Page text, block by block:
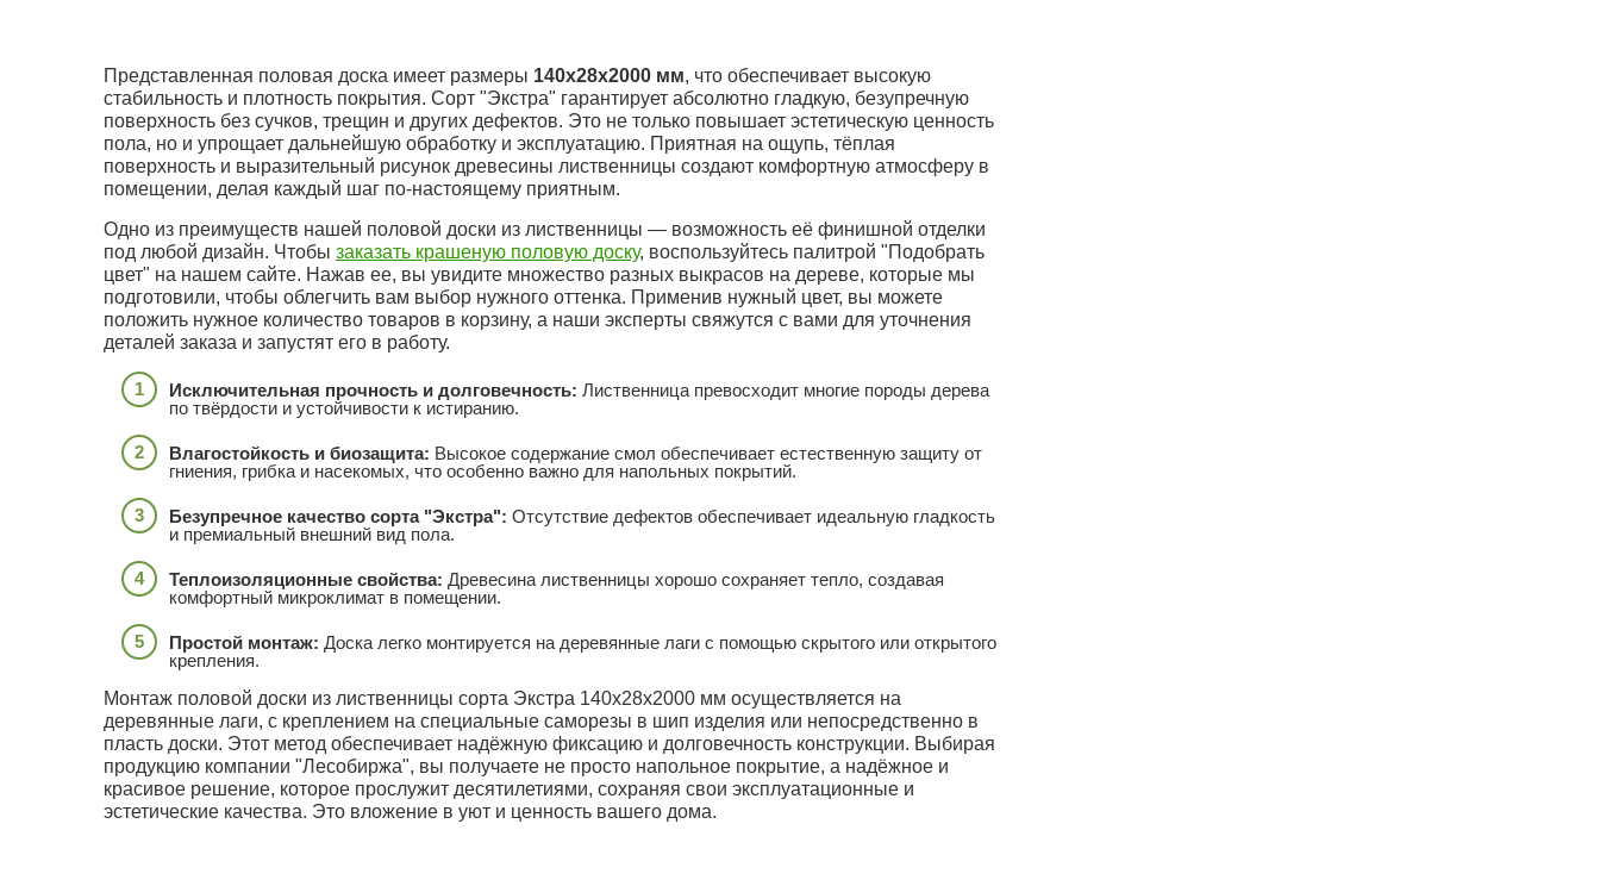
Представленная половая доска имеет размеры 140x28x2000 мм, что обеспечивает высокую
стабильность и плотность покрытия. Сорт "Экстра" гарантирует абсолютно гладкую, безупречную
поверхность без сучков, трещин и других дефектов. Это не только повышает эстетическую ценность
пола, но и упрощает дальнейшую обработку и эксплуатацию. Приятная на ощупь, тёплая
поверхность и выразительный рисунок древесины лиственницы создают комфортную атмосферу в
помещении, делая каждый шаг по-настоящему приятным.
Одно из преимуществ нашей половой доски из лиственницы — возможность её финишной отделки
под любой дизайн. Чтобы заказать крашеную половую доску, воспользуйтесь палитрой "Подобрать
цвет" на нашем сайте. Нажав ее, вы увидите множество разных выкрасов на дереве, которые мы
подготовили, чтобы облегчить вам выбор нужного оттенка. Применив нужный цвет, вы можете
положить нужное количество товаров в корзину, а наши эксперты свяжутся с вами для уточнения
деталей заказа и запустят его в работу.
Исключительная прочность и долговечность: Лиственница превосходит многие породы дерева
по твёрдости и устойчивости к истиранию.
Влагостойкость и биозащита: Высокое содержание смол обеспечивает естественную защиту от
гниения, грибка и насекомых, что особенно важно для напольных покрытий.
Безупречное качество сорта "Экстра": Отсутствие дефектов обеспечивает идеальную гладкость
и премиальный внешний вид пола.
Теплоизоляционные свойства: Древесина лиственницы хорошо сохраняет тепло, создавая
комфортный микроклимат в помещении.
Простой монтаж: Доска легко монтируется на деревянные лаги с помощью скрытого или открытого
крепления.
Монтаж половой доски из лиственницы сорта Экстра 140x28x2000 мм осуществляется на
деревянные лаги, с креплением на специальные саморезы в шип изделия или непосредственно в
пласть доски. Этот метод обеспечивает надёжную фиксацию и долговечность конструкции. Выбирая
продукцию компании "Лесобиржа", вы получаете не просто напольное покрытие, а надёжное и
красивое решение, которое прослужит десятилетиями, сохраняя свои эксплуатационные и
эстетические качества. Это вложение в уют и ценность вашего дома.